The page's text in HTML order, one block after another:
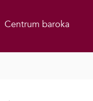
Centrum baroka